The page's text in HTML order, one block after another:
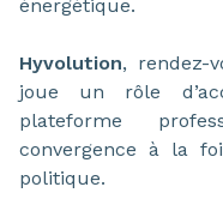
énergétique.
Hyvolution, rendez-
joue un rôle
plateforme
convergence à la
politique.